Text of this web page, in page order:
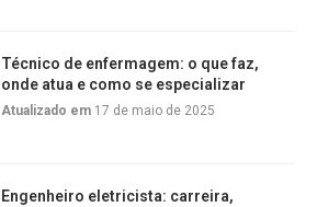
Técnico de enfermagem: o que faz,
onde atua e como se especializar
Atualizado em 17 de maio de 2025
Engenheiro eletricista: carreira,